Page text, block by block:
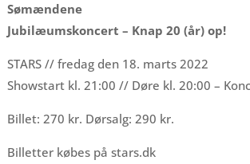
Sømændene
Jubilæumskoncert – Knap 20 (år) op!
STARS // fredag den 18. marts 2022
Showstart kl. 21:00 // Døre kl. 20:00 –
Billet: 270 kr. Dørsalg: 290 kr.
Billetter købes på stars.dk